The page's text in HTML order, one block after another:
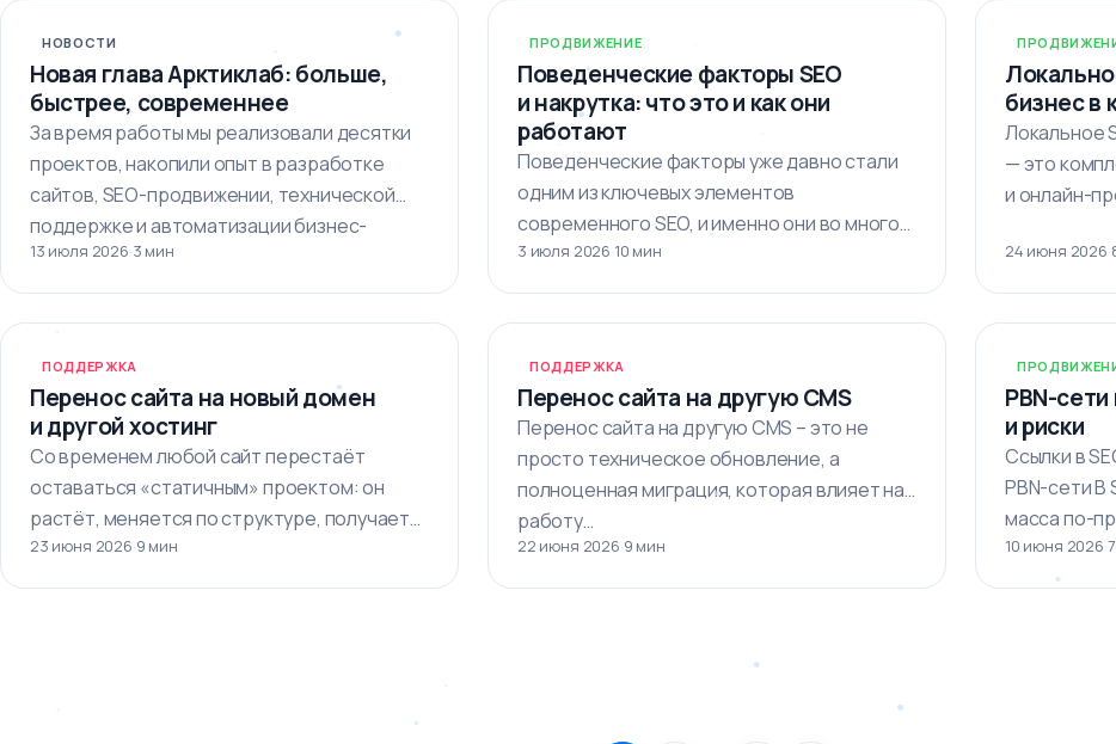
НОВОСТИ
Новая глава Арктиклаб: больше,
быстрее, современнее
За время работы мы реализовали десятки
проектов, накопили опыт в разработке
сайтов, SEO-продвижении, технической
поддержке и автоматизации бизнес-
процессов.…
13 июля 2026·3 мин
ПРОДВИЖЕНИЕ
Поведенческие факторы SEO
и накрутка: что это и как они
работают
Поведенческие факторы уже давно стали
одним из ключевых элементов
современного SEO, и именно они во многом
определяют, насколько…
3 июля 2026·10 мин
бизнес в
Локальное
— это
и онлайн-
24 июня 2026·
ПОДДЕРЖКА
Перенос сайта на новый домен
и другой хостинг
Со временем любой сайт перестаёт
оставаться «статичным» проектом: он
растёт, меняется по структуре, получает
больше трафика и требует…
23 июня 2026·9 мин
ПОДДЕРЖКА
Перенос сайта на другую CMS
Перенос сайта на другую CMS – это не
просто техническое обновление, а
полноценная миграция, которая влияет на
работу…
22 июня 2026·9 мин
PBN-
и риски
Ссылки в
PBN-сети В
масса по-
ключевых
10 июня 2026·